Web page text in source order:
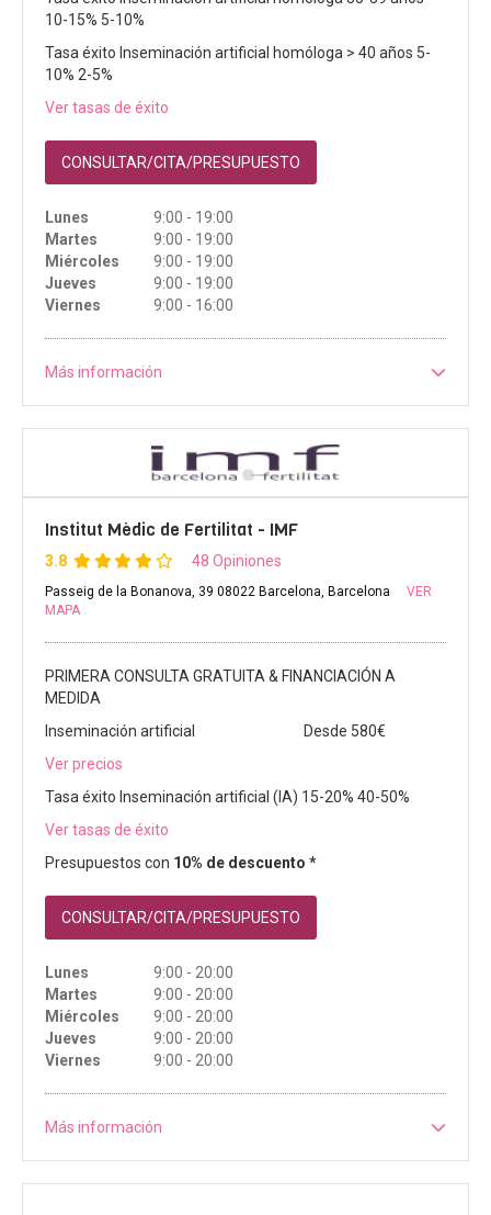
10-15% 5-10%
Tasa éxito Inseminación artificial homóloga > 40 años 5-
10% 2-5%
Ver tasas de éxito
CONSULTAR/CITA/PRESUPUESTO
Lunes
9:00 - 19:00
Martes
9:00 - 19:00
Miércoles
9:00 - 19:00
Jueves
9:00 - 19:00
Viernes
9:00 - 16:00
Más información
Institut Mèdic de Fertilitat - IMF
3.8 48 Opiniones
Passeig de la Bonanova, 39 08022 Barcelona, Barcelona
VER
MAPA
PRIMERA CONSULTA GRATUITA & FINANCIACIÓN A
MEDIDA
Inseminación artificial
Desde 580€
Ver precios
Tasa éxito Inseminación artificial (IA) 15-20% 40-50%
Ver tasas de éxito
Presupuestos con 10% de descuento *
CONSULTAR/CITA/PRESUPUESTO
Lunes
9:00 - 20:00
Martes
9:00 - 20:00
Miércoles
9:00 - 20:00
Jueves
9:00 - 20:00
Viernes
9:00 - 20:00
Más información